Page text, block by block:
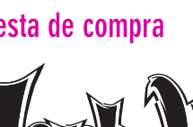
de compra